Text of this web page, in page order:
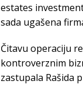
estates
sada ugašena
Čitavu operaciju
kontroverznim
zastupala Rašida